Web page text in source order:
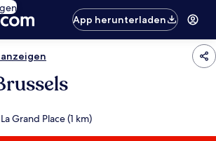
App herunterladen
Grand Place (1 km)